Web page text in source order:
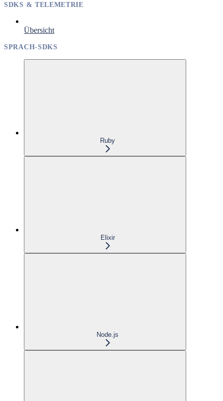
SDKS & TELEMETRIE
Übersicht
SPRACH-SDKS
Ruby
Elixir
Node.js